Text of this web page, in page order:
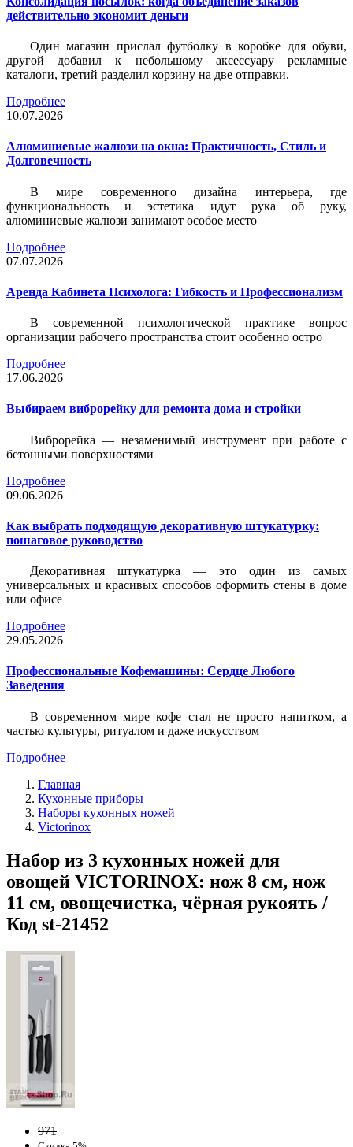
действительно экономит деньги
Один магазин прислал футболку в коробке для обуви,
другой добавил к небольшому аксессуару рекламные
каталоги, третий разделил корзину на две отправки.
Подробнее
10.07.2026
Алюминиевые жалюзи на окна: Практичность, Стиль и
Долговечность
В мире современного дизайна интерьера, где
функциональность и эстетика идут рука об руку,
алюминиевые жалюзи занимают особое место
Подробнее
07.07.2026
Аренда Кабинета Психолога: Гибкость и Профессионализм
В современной психологической практике вопрос
организации рабочего пространства стоит особенно остро
Подробнее
17.06.2026
Выбираем виброрейку для ремонта дома и стройки
Виброрейка — незаменимый инструмент при работе с
бетонными поверхностями
Подробнее
09.06.2026
Как выбрать подходящую декоративную штукатурку:
пошаговое руководство
Декоративная штукатурка — это один из самых
универсальных и красивых способов оформить стены в доме
или офисе
Подробнее
29.05.2026
Профессиональные Кофемашины: Сердце Любого
Заведения
В современном мире кофе стал не просто напитком, а
частью культуры, ритуалом и даже искусством
Подробнее
Главная
Кухонные приборы
Наборы кухонных ножей
Victorinox
Набор из 3 кухонных ножей для
овощей VICTORINOX: нож 8 см, нож
11 см, овощечистка, чёрная рукоять /
Код st-21452
971